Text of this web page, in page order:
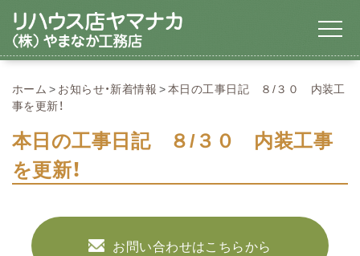
ホーム お知らせ・新着情報
本日の工事日記 ８/３０ 内装工
事を更新！
本日の工事日記 ８/３０ 内装工事
を更新！
お問い合わせはこちらから